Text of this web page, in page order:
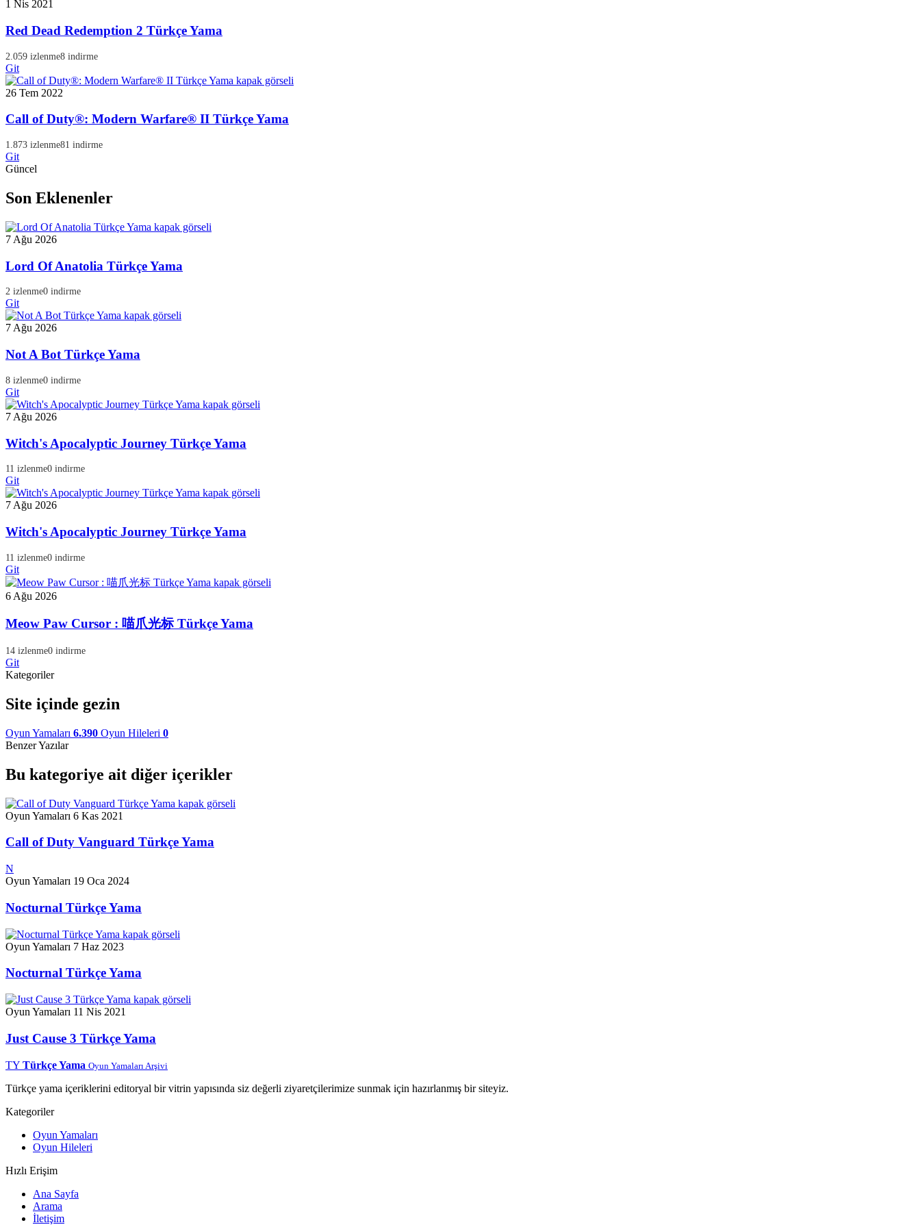
1 Nis 2021
Red Dead Redemption 2 Türkçe Yama
2.059 izlenme8 indirme
Git
26 Tem 2022
Call of Duty®: Modern Warfare® II Türkçe Yama
1.873 izlenme81 indirme
Git
Güncel
Son Eklenenler
7 Ağu 2026
Lord Of Anatolia Türkçe Yama
2 izlenme0 indirme
Git
7 Ağu 2026
Not A Bot Türkçe Yama
8 izlenme0 indirme
Git
7 Ağu 2026
Witch's Apocalyptic Journey Türkçe Yama
11 izlenme0 indirme
Git
7 Ağu 2026
Witch's Apocalyptic Journey Türkçe Yama
11 izlenme0 indirme
Git
6 Ağu 2026
Meow Paw Cursor : 喵爪光标 Türkçe Yama
14 izlenme0 indirme
Git
Kategoriler
Site içinde gezin
Oyun Yamaları 6.390 Oyun Hileleri 0
Benzer Yazılar
Bu kategoriye ait diğer içerikler
Oyun Yamaları 6 Kas 2021
Call of Duty Vanguard Türkçe Yama
N
Oyun Yamaları 19 Oca 2024
Nocturnal Türkçe Yama
Oyun Yamaları 7 Haz 2023
Nocturnal Türkçe Yama
Oyun Yamaları 11 Nis 2021
Just Cause 3 Türkçe Yama
TY Türkçe Yama Oyun Yamaları Arşivi
Türkçe yama içeriklerini editoryal bir vitrin yapısında siz değerli ziyaretçilerimize sunmak için hazırlanmış bir siteyiz.
Kategoriler
Oyun Yamaları
Oyun Hileleri
Hızlı Erişim
Ana Sayfa
Arama
İletişim